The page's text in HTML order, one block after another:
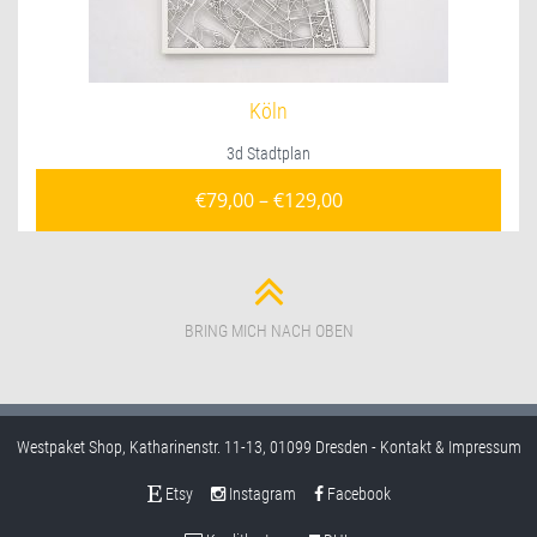
Köln
3d Stadtplan
€79,00–€129,00
BRING MICH NACH OBEN
Westpaket Shop, Katharinenstr. 11-13, 01099 Dresden - Kontakt & Impressum
Etsy Instagram Facebook